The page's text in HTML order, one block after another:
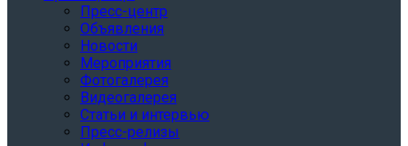
Пресс-центр
Объявления
Новости
Мероприятия
Фотогалерея
Видеогалерея
Статьи и интервью
Пресс-релизы